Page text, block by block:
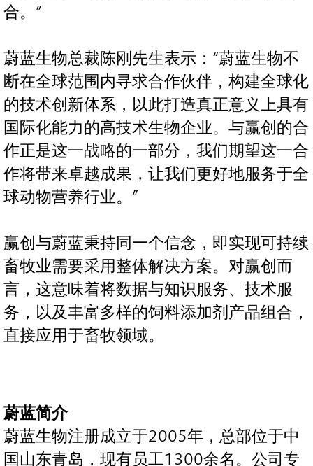
合。”
蔚蓝生物总裁陈刚先生表示：“蔚蓝生物不
断在全球范围内寻求合作伙伴，构建全球化
的技术创新体系，以此打造真正意义上具有
国际化能力的高技术生物企业。与赢创的合
作正是这一战略的一部分，我们期望这一合
作将带来卓越成果，让我们更好地服务于全
球动物营养行业。”
赢创与蔚蓝秉持同一个信念，即实现可持续
畜牧业需要采用整体解决方案。对赢创而
言，这意味着将数据与知识服务、技术服
务，以及丰富多样的饲料添加剂产品组合，
直接应用于畜牧领域。
蔚蓝简介
蔚蓝生物注册成立于2005年，总部位于中
国山东青岛，现有员工1300余名。公司专